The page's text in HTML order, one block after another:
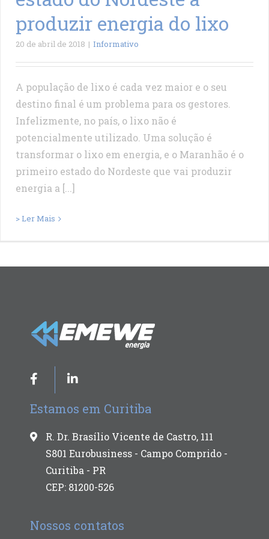
produzir energia do lixo
20 de abril de 2018 | Informativo
A população de lixo é cada vez maior e o seu
destino final é um problema para os gestores.
Infelizmente, no país, o lixo não é
potencialmente utilizado. Uma solução é
transformar o lixo em energia, e o Maranhão é o
primeiro estado do Nordeste que vai produzir
energia a [...]
> Ler Mais
Estamos em Curitiba
R. Dr. Brasílio Vicente de Castro, 111
S801 Eurobusiness - Campo Comprido -
Curitiba - PR
CEP: 81200-526
Nossos contatos